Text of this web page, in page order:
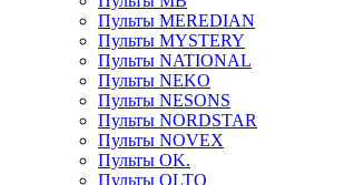
Пульты MEREDIAN
Пульты MYSTERY
Пульты NATIONAL
Пульты NEKO
Пульты NESONS
Пульты NORDSTAR
Пульты NOVEX
Пульты OK.
Пульты OLTO